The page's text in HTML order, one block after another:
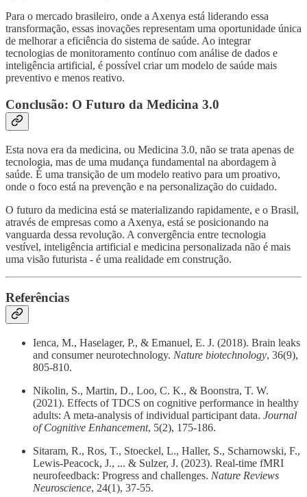
Para o mercado brasileiro, onde a Axenya está liderando essa
transformação, essas inovações representam uma oportunidade única
de melhorar a eficiência do sistema de saúde. Ao integrar
tecnologias de monitoramento contínuo com análise de dados e
inteligência artificial, é possível criar um modelo de saúde mais
preventivo e menos reativo.
Conclusão: O Futuro da Medicina 3.0
Esta nova era da medicina, ou Medicina 3.0, não se trata apenas de
tecnologia, mas de uma mudança fundamental na abordagem à
saúde. É uma transição de um modelo reativo para um proativo,
onde o foco está na prevenção e na personalização do cuidado.
O futuro da medicina está se materializando rapidamente, e o Brasil,
através de empresas como a Axenya, está se posicionando na
vanguarda dessa revolução. A convergência entre tecnologia
vestível, inteligência artificial e medicina personalizada não é mais
uma visão futurista - é uma realidade em construção.
Referências
Ienca, M., Haselager, P., & Emanuel, E. J. (2018). Brain leaks
and consumer neurotechnology. Nature biotechnology, 36(9),
805-810.
Nikolin, S., Martin, D., Loo, C. K., & Boonstra, T. W.
(2021). Effects of TDCS on cognitive performance in healthy
adults: A meta-analysis of individual participant data. Journal
of Cognitive Enhancement, 5(2), 175-186.
Sitaram, R., Ros, T., Stoeckel, L., Haller, S., Scharnowski, F.,
Lewis-Peacock, J., ... & Sulzer, J. (2023). Real-time fMRI
neurofeedback: Progress and challenges. Nature Reviews
Neuroscience, 24(1), 37-55.